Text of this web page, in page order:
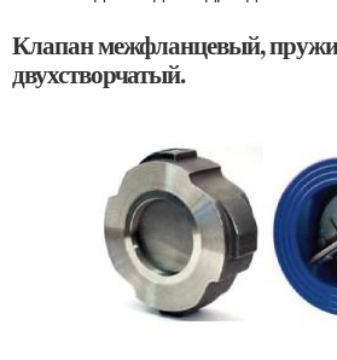
Клапан межфланцевый,
двухстворчатый.